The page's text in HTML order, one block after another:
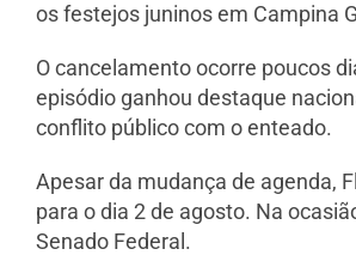
os festejos juninos em Campina
O cancelamento ocorre poucos
episódio ganhou destaque
conflito público com o enteado.
Apesar da mudança de agenda,
para o dia 2 de agosto. Na
Senado Federal.